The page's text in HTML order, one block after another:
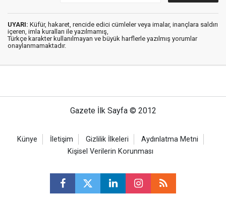
UYARI: Küfür, hakaret, rencide edici cümleler veya imalar, inançlara saldırı
içeren, imla kuralları ile yazılmamış,
Türkçe karakter kullanılmayan ve büyük harflerle yazılmış yorumlar
onaylanmamaktadır.
Gazete İlk Sayfa © 2012
Künye İletişim Gizlilik İlkeleri
Aydınlatma Metni
Kişisel Verilerin Korunması